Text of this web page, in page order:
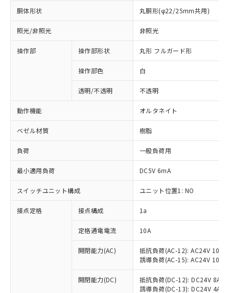
胴体形状 丸胴形(φ22/25mm共用)
照光/非照光 非照光
操作部 操作部形状 丸形 フルガード形
操作部色 白
透明/不透明 不透明
動作機能 オルタネイト
ベゼル材質 樹脂
負荷 一般負荷用
最小適用負荷 DC5V 6mA
スイッチユニット構成 ユニット位置1: NO
接点定格 接点構成 1a
定格通電電流 10A
開閉能力(AC)
抵抗負荷(AC-12): AC24V 10A/
誘導負荷(AC-15): AC24V
開閉能力(DC)
抵抗負荷(DC-12): DC24V 8A/
誘導負荷(DC-13): DC24V 4A/
ご利用条件
対応済み：EU RoHS指令（10物質）の
非含有に対応した製品が提供可能な商品で
対応予定：EU RoHS指令（10物質）の非含
有に対応した製品に切り替える予定のある